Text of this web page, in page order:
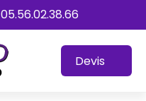
05.56.02.38.66
Devis